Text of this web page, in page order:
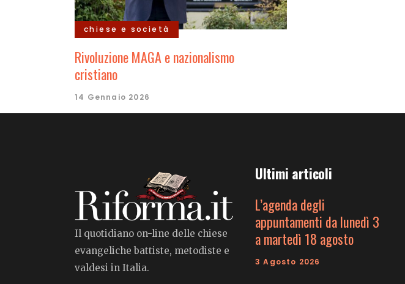
chiese e società
Rivoluzione MAGA e nazionalismo
cristiano
14 Gennaio 2026
Il quotidiano on-line delle chiese
evangeliche battiste, metodiste e
valdesi in Italia.
Ultimi articoli
L’agenda degli
appuntamenti da lunedì 3
a martedì 18 agosto
3 Agosto 2026